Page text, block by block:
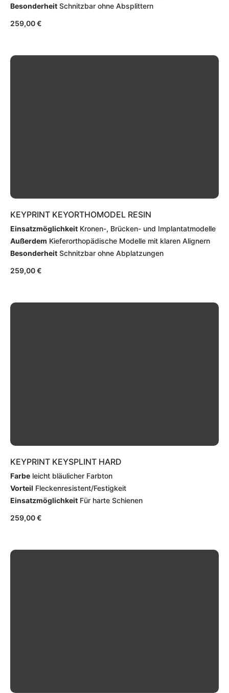
Besonderheit Schnitzbar ohne Absplittern
259,00€
KEYPRINT KEYORTHOMODEL RESIN
Einsatzmöglichkeit Kronen-, Brücken- und Implantatmodelle
Außerdem Kieferorthopädische Modelle mit klaren Alignern
Besonderheit Schnitzbar ohne Abplatzungen
259,00€
KEYPRINT KEYSPLINT HARD
Farbe leicht bläulicher Farbton
Vorteil Fleckenresistent/Festigkeit
Einsatzmöglichkeit Für harte Schienen
259,00€